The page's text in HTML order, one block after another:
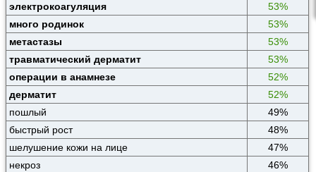
электрокоагуляция
53%
много родинок
53%
метастазы
53%
травматический дерматит
53%
операции в анамнезе
52%
дерматит
52%
пошлый
49%
быстрый рост
48%
шелушение кожи на лице
47%
некроз
46%